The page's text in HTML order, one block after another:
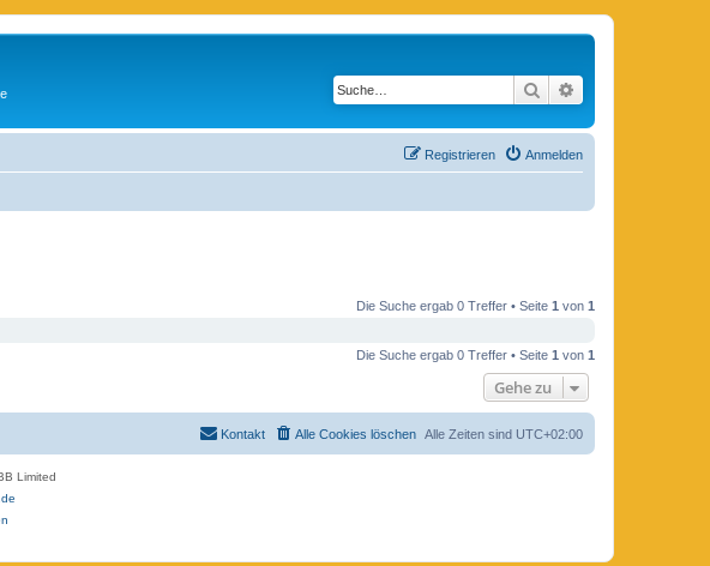
Suche
Anmelden
Registrieren
Die Suche ergab 0 Treffer • Seite 1 von 1
Die Suche ergab 0 Treffer • Seite 1 von 1
Gehe zu
Alle Zeiten sind UTC+02:00
Alle Cookies löschen
Kontakt
Limited